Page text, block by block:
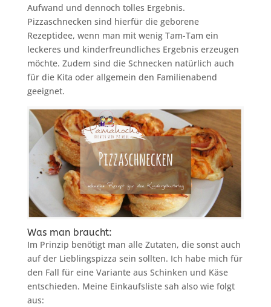
Aufwand und dennoch tolles Ergebnis.
Pizzaschnecken sind hierfür die geborene
Rezeptidee, wenn man mit wenig Tam-Tam ein
leckeres und kinderfreundliches Ergebnis erzeugen
möchte. Zudem sind die Schnecken natürlich auch
für die Kita oder allgemein den Familienabend
geeignet.
Was man braucht:
Im Prinzip benötigt man alle Zutaten, die sonst auch
auf der Lieblingspizza sein sollten. Ich habe mich für
den Fall für eine Variante aus Schinken und Käse
entschieden. Meine Einkaufsliste sah also wie folgt
aus: